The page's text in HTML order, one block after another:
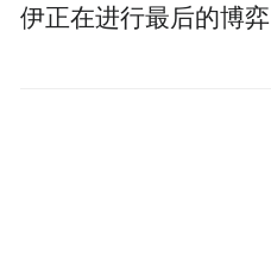
伊正在进行最后的博弈